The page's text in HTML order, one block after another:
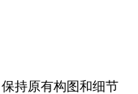
持原有构图和细节